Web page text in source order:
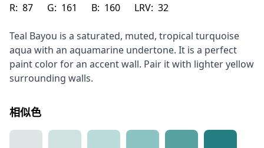
R: 87 G: 161 B: 160 LRV: 32
Teal Bayou is a saturated, muted, tropical turquoise
aqua with an aquamarine undertone. It is a perfect
paint color for an accent wall. Pair it with lighter yellow
surrounding walls.
相似色